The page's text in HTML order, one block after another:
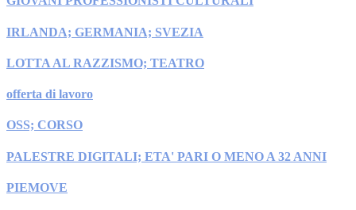
IRLANDA; GERMANIA; SVEZIA
LOTTA AL RAZZISMO; TEATRO
offerta di lavoro
OSS; CORSO
PALESTRE DIGITALI; ETA' PARI O MENO A 32 ANNI
PIEMOVE